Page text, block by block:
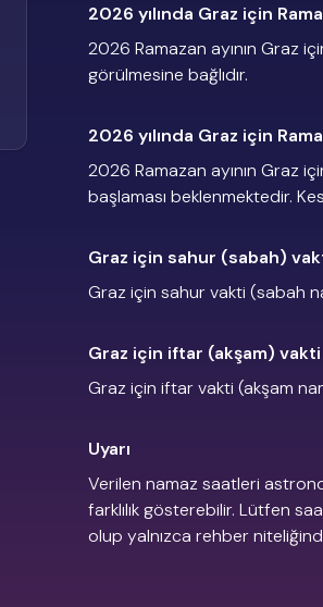
2026 yılında Graz için
2026 Ramazan ayının Graz
görülmesine bağlıdır.
2026 yılında Graz için
2026 Ramazan ayının Graz
başlaması beklenmektedir.
Graz için sahur (sabah)
Graz için sahur vakti (sabah
Graz için iftar (akşam) vakti
Graz için iftar vakti (akşam
Uyarı
Verilen namaz saatleri
farklılık gösterebilir. Lütfen
olup yalnızca rehber